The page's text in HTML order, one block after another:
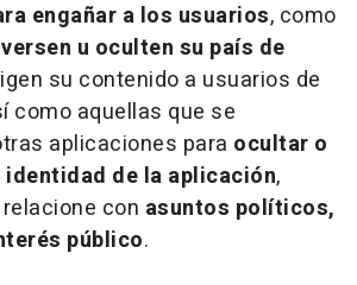
engañar a los usuarios, como
u oculten su país de
su contenido a usuarios de
como aquellas que se
aplicaciones para ocultar o
de la aplicación,
con asuntos políticos,
público.